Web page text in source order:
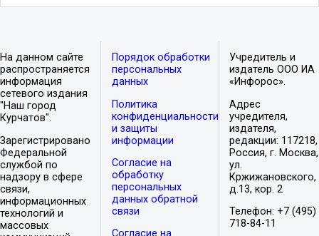
На данном сайте
распространяется
информация
сетевого издания
"Наш город
Курчатов".
Зарегистрировано
Федеральной
службой по
надзору в сфере
связи,
информационных
технологий и
массовых
Порядок обработки
персональных
данных
Политика
конфиденциальности
и защиты
информации
Согласие на
обработку
персональных
данных обратной
связи
Учредитель и
издатель ООО ИА
«Инфорос».
Адрес
учредителя,
издателя,
редакции: 117218,
Россия, г. Москва,
ул.
Кржижановского,
д.13, кор. 2
Телефон: +7 (495)
718-84-11